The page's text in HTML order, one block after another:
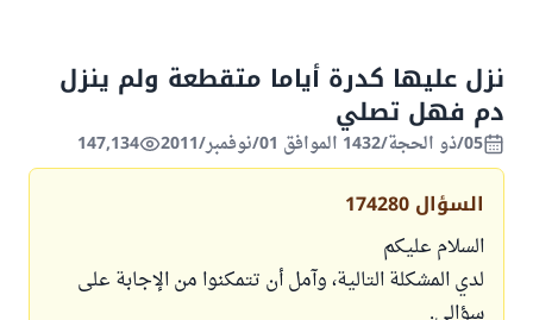
نزل عليها كدرة أياما متقطعة ولم ينزل
دم فهل تصلي
05/ذو الحجة/1432 الموافق 01/نوفمبر/2011 147,134
السؤال 174280
السلام عليكم
لدي المشكلة التالية، وآمل أن تتمكنوا من الإجابة على